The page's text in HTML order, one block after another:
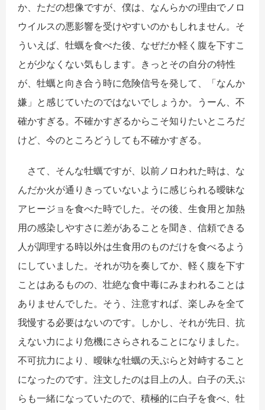
か、ただの想像ですが、僕は、なんらかの理由でノロ
ウイルスの悪影響を受けやすいのかもしれません。そ
ういえば、牡蠣を食べた後、なぜだか軽く腹を下すこ
とが少なくない気もします。きっとその自分の特性
が、牡蠣と向き合う時に危険信号を発して、「なんか
嫌」と感じていたのではないでしょうか。うーん、不
確かすぎる。不確かすぎるからこそ知りたいところだ
けど、今のところどうしても不確かすぎる。
さて、そんな牡蠣ですが、以前ノロわれた時は、な
んだか火が通りきっていないように感じられる曖昧な
アヒージョを食べた時でした。その後、生食用と加熱
用の感染しやすさに差があることを聞き、信頼できる
人が調理する時以外は生食用のものだけを食べるよう
にしていました。それが功を奏してか、軽く腹を下す
ことはあるものの、壮絶な食中毒にみまわれることは
ありませんでした。そう、注意すれば、楽しみを全て
我慢する必要はないのです。しかし、それが先日、抗
えない力により危機にさらされることになりました。
不可抗力により、曖昧な牡蠣の天ぷらと対峙すること
になったのです。注文したのは目上の人。白子の天ぷ
らも一緒になっていたので、積極的に白子を食べ、牡